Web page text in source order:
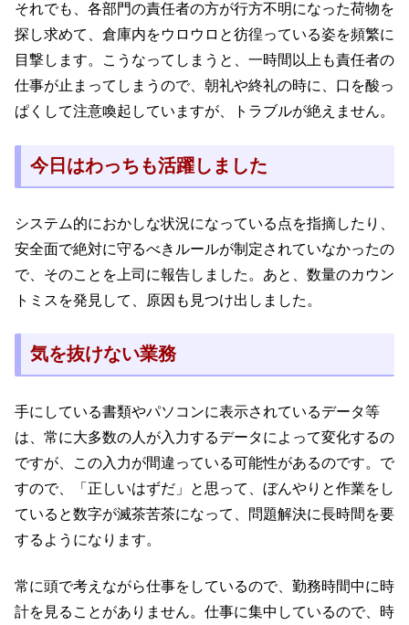
それでも、各部門の責任者の方が行方不明になった荷物を
探し求めて、倉庫内をウロウロと彷徨っている姿を頻繁に
目撃します。こうなってしまうと、一時間以上も責任者の
仕事が止まってしまうので、朝礼や終礼の時に、口を酸っ
ぱくして注意喚起していますが、トラブルが絶えません。
今日はわっちも活躍しました
システム的におかしな状況になっている点を指摘したり、
安全面で絶対に守るべきルールが制定されていなかったの
で、そのことを上司に報告しました。あと、数量のカウン
トミスを発見して、原因も見つけ出しました。
気を抜けない業務
手にしている書類やパソコンに表示されているデータ等
は、常に大多数の人が入力するデータによって変化するの
ですが、この入力が間違っている可能性があるのです。で
すので、「正しいはずだ」と思って、ぼんやりと作業をし
ていると数字が滅茶苦茶になって、問題解決に長時間を要
するようになります。
常に頭で考えながら仕事をしているので、勤務時間中に時
計を見ることがありません。仕事に集中しているので、時